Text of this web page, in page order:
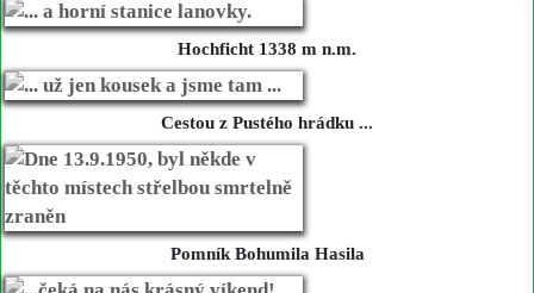
Hochficht 1338 m n.m.
Cestou z Pustého hrádku ...
Pomník Bohumila Hasila